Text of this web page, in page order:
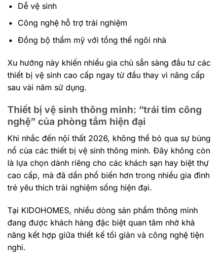
Dễ vệ sinh
Công nghệ hỗ trợ trải nghiệm
Đồng bộ thẩm mỹ với tổng thể ngôi nhà
Xu hướng này khiến nhiều gia chủ sẵn sàng đầu tư các
thiết bị vệ sinh cao cấp ngay từ đầu thay vì nâng cấp
sau vài năm sử dụng.
Thiết bị vệ sinh thông minh: “trái tim công
nghệ” của phòng tắm hiện đại
Khi nhắc đến nội thất 2026, không thể bỏ qua sự bùng
nổ của các thiết bị vệ sinh thông minh. Đây không còn
là lựa chọn dành riêng cho các khách sạn hay biệt thự
cao cấp, mà đã dần phổ biến hơn trong nhiều gia đình
trẻ yêu thích trải nghiệm sống hiện đại.
Tại KIDOHOMES, nhiều dòng sản phẩm thông minh
đang được khách hàng đặc biệt quan tâm nhờ khả
năng kết hợp giữa thiết kế tối giản và công nghệ tiện
nghi.